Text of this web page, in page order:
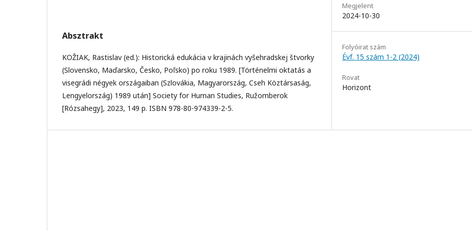
Absztrakt
KOŽIAK, Rastislav (ed.): Historická edukácia v krajinách vyšehradskej štvorky
(Slovensko, Maďarsko, Česko, Poľsko) po roku 1989. [Történelmi oktatás a
visegrádi négyek országaiban (Szlovákia, Magyarország, Cseh Köztársaság,
Lengyelország) 1989 után] Society for Human Studies, Ružomberok
[Rózsahegy], 2023, 149 p. ISBN 978-80-974339-2-5.
Megjelent
2024-10-30
Folyóirat szám
Évf. 15 szám 1-2 (2024)
Rovat
Horizont